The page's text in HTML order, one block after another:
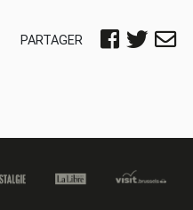
PARTAGER